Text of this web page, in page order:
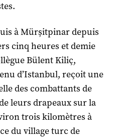
à Mürșitpinar depuis
cinq heures et demie
Bülent Kiliç,
d’Istanbul, reçoit une
des combattants de
leurs drapeaux sur la
trois kilomètres à
du village turc de